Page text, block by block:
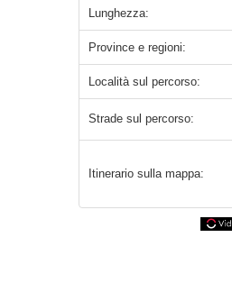
Lunghezza:
Province e regioni:
Località sul percorso:
Strade sul percorso:
Itinerario sulla mappa: